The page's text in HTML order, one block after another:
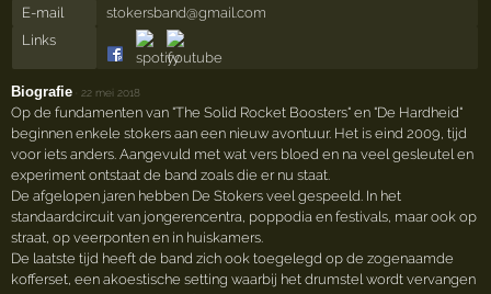
E-mail
stokersband@gmail.com
Links
Biografie 22 mei 2018
Op de fundamenten van "The Solid Rocket Boosters" en "De Hardheid"
beginnen enkele stokers aan een nieuw avontuur. Het is eind 2009, tijd
voor iets anders. Aangevuld met wat vers bloed en na veel gesleutel en
experiment ontstaat de band zoals die er nu staat.
De afgelopen jaren hebben De Stokers veel gespeeld. In het
standaardcircuit van jongerencentra, poppodia en festivals, maar ook op
straat, op veerponten en in huiskamers.
De laatste tijd heeft de band zich ook toegelegd op de zogenaamde
kofferset, een akoestische setting waarbij het drumstel wordt vervangen